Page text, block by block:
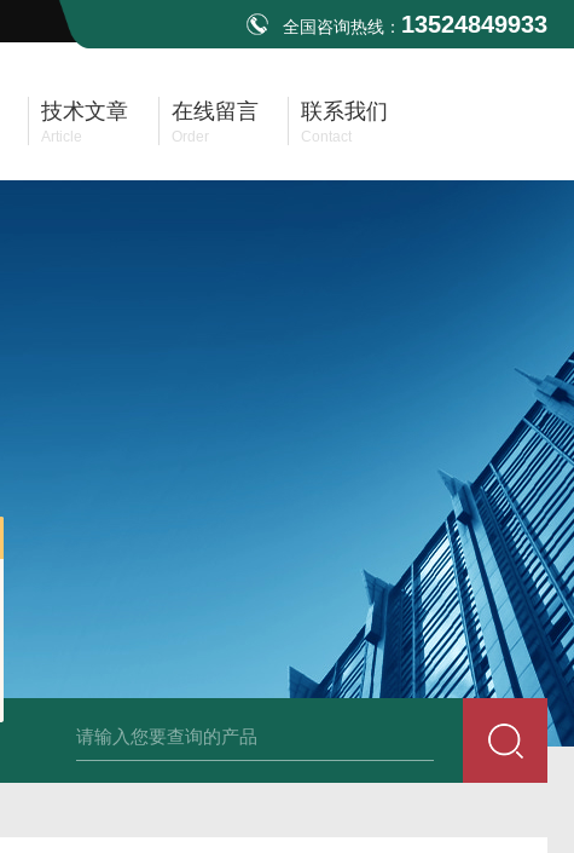
全国咨询热线： 13524849933
技术文章
Article
在线留言
Order
联系我们
Contact
DM50C绝缘电阻测试仪 SLB-II全自动变比测试仪 BY2672数字兆欧表